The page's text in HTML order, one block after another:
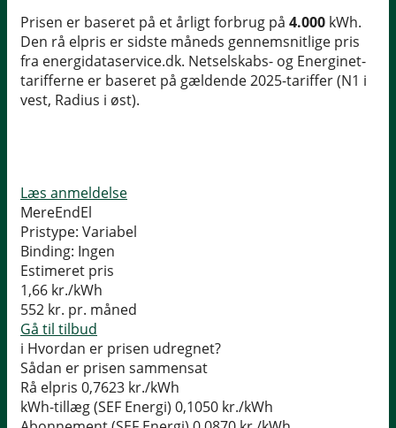
Prisen er baseret på et årligt forbrug på 4.000 kWh.
Den rå elpris er sidste måneds gennemsnitlige pris
fra energidataservice.dk. Netselskabs- og Energinet-
tarifferne er baseret på gældende 2025-tariffer (N1 i
vest, Radius i øst).
Læs anmeldelse
MereEndEl
Pristype: Variabel
Binding: Ingen
Estimeret pris
1,66 kr./kWh
552 kr. pr. måned
Gå til tilbud
i Hvordan er prisen udregnet?
Sådan er prisen sammensat
Rå elpris 0,7623 kr./kWh
kWh-tillæg (SEF Energi) 0,1050 kr./kWh